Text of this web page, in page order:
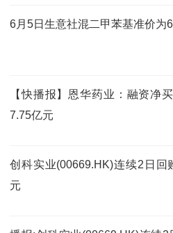
6月5日生意社混二甲苯基准价为
【快播报】恩华药业：融资净
7.75亿元
创科实业(00669.HK)连续2日回
元